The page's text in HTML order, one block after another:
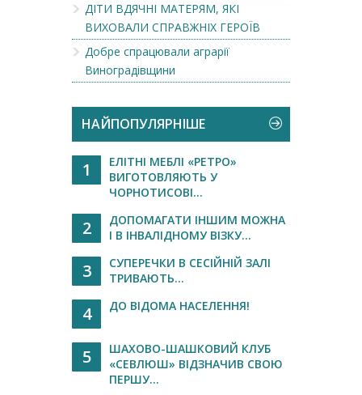
ДІТИ ВДЯЧНІ МАТЕРЯМ, ЯКІ
ВИХОВАЛИ СПРАВЖНІХ ГЕРОЇВ
Добре спрацювали аграрії
Виноградівщини
НАЙПОПУЛЯРНІШЕ
1
ЕЛІТНІ МЕБЛІ «РЕТРО»
ВИГОТОВЛЯЮТЬ У
ЧОРНОТИСОВІ...
2
ДОПОМАГАТИ ІНШИМ МОЖНА
І В ІНВАЛІДНОМУ ВІЗКУ...
3
СУПЕРЕЧКИ В СЕСІЙНІЙ ЗАЛІ
ТРИВАЮТЬ...
4 ДО ВІДОМА НАСЕЛЕННЯ!
5
ШАХОВО-ШАШКОВИЙ КЛУБ
«СЕВЛЮШ» ВІДЗНАЧИВ СВОЮ
ПЕРШУ...